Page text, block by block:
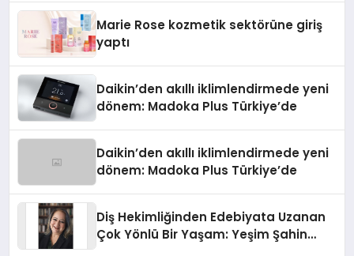
Marie Rose kozmetik sektörüne giriş
yaptı
Daikin’den akıllı iklimlendirmede yeni
dönem: Madoka Plus Türkiye’de
Daikin’den akıllı iklimlendirmede yeni
dönem: Madoka Plus Türkiye’de
Diş Hekimliğinden Edebiyata Uzanan
Çok Yönlü Bir Yaşam: Yeşim Şahin